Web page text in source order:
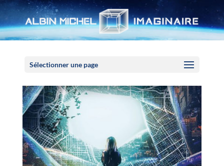
Sélectionner une page
Panneau de gestion des cookies